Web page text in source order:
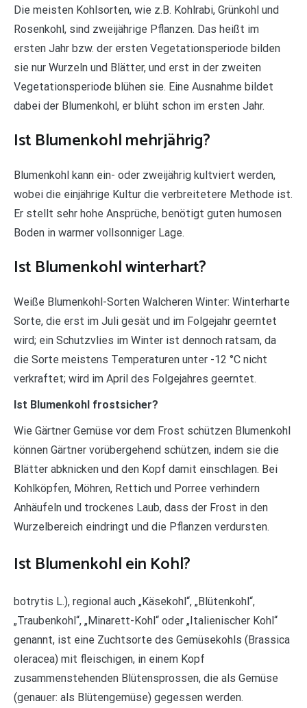
Die meisten Kohlsorten, wie z.B. Kohlrabi, Grünkohl und
Rosenkohl, sind zweijährige Pflanzen. Das heißt im
ersten Jahr bzw. der ersten Vegetationsperiode bilden
sie nur Wurzeln und Blätter, und erst in der zweiten
Vegetationsperiode blühen sie. Eine Ausnahme bildet
dabei der Blumenkohl, er blüht schon im ersten Jahr.
Ist Blumenkohl mehrjährig?
Blumenkohl kann ein- oder zweijährig kultviert werden,
wobei die einjährige Kultur die verbreitetere Methode ist.
Er stellt sehr hohe Ansprüche, benötigt guten humosen
Boden in warmer vollsonniger Lage.
Ist Blumenkohl winterhart?
Weiße Blumenkohl-Sorten Walcheren Winter: Winterharte
Sorte, die erst im Juli gesät und im Folgejahr geerntet
wird; ein Schutzvlies im Winter ist dennoch ratsam, da
die Sorte meistens Temperaturen unter -12 °C nicht
verkraftet; wird im April des Folgejahres geerntet.
Ist Blumenkohl frostsicher?
Wie Gärtner Gemüse vor dem Frost schützen Blumenkohl
können Gärtner vorübergehend schützen, indem sie die
Blätter abknicken und den Kopf damit einschlagen. Bei
Kohlköpfen, Möhren, Rettich und Porree verhindern
Anhäufeln und trockenes Laub, dass der Frost in den
Wurzelbereich eindringt und die Pflanzen verdursten.
Ist Blumenkohl ein Kohl?
botrytis L.), regional auch „Käsekohl“, „Blütenkohl“,
„Traubenkohl“, „Minarett-Kohl“ oder „Italienischer Kohl“
genannt, ist eine Zuchtsorte des Gemüsekohls (Brassica
oleracea) mit fleischigen, in einem Kopf
zusammenstehenden Blütensprossen, die als Gemüse
(genauer: als Blütengemüse) gegessen werden.